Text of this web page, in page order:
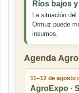
Ríos bajos
La situación
Ormuz puede
insumos.
Agenda
11–12 de agosto
AgroExpo ·